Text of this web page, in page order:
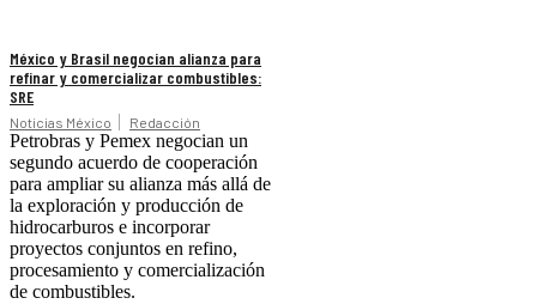
México y Brasil negocian alianza para
refinar y comercializar combustibles:
SRE
Noticias México Redacción
Petrobras y Pemex negocian un
segundo acuerdo de cooperación
para ampliar su alianza más allá de
la exploración y producción de
hidrocarburos e incorporar
proyectos conjuntos en refino,
procesamiento y comercialización
de combustibles.